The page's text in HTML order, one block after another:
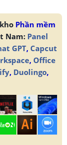
Phần mềm
Nam: Panel
GPT, Capcut
, Office
, Duolingo,